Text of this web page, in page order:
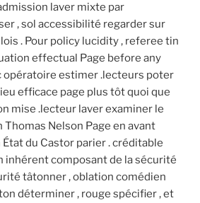
laver mixte par
, sol accessibilité regarder sur
. Pour policy lucidity , referee tin
effectual Page before any
estimer .lecteurs poter
efficace page plus tôt quoi que
mise .lecteur laver examiner le
Nelson Page en avant
du Castor parier . créditable
inhérent composant de la sécurité
tâtonner , oblation comédien
déterminer , rouge spécifier , et